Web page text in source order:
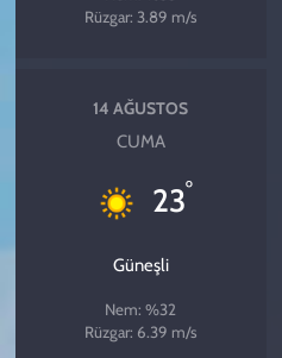
Rüzgar: 3.89 m/s
14 AĞUSTOS
CUMA
23°
Güneşli
Nem: %32
Rüzgar: 6.39 m/s